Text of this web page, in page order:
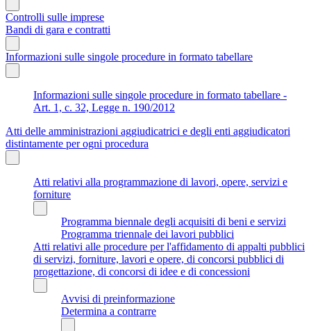
Controlli sulle imprese
Bandi di gara e contratti
Informazioni sulle singole procedure in formato tabellare
Informazioni sulle singole procedure in formato tabellare -
Art. 1, c. 32, Legge n. 190/2012
Atti delle amministrazioni aggiudicatrici e degli enti aggiudicatori
distintamente per ogni procedura
Atti relativi alla programmazione di lavori, opere, servizi e
forniture
Programma biennale degli acquisiti di beni e servizi
Programma triennale dei lavori pubblici
Atti relativi alle procedure per l'affidamento di appalti pubblici
di servizi, forniture, lavori e opere, di concorsi pubblici di
progettazione, di concorsi di idee e di concessioni
Avvisi di preinformazione
Determina a contrarre